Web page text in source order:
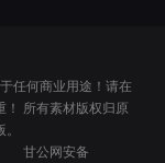
任何商业用途！请在
！ 所有素材版权归原
甘公网安备